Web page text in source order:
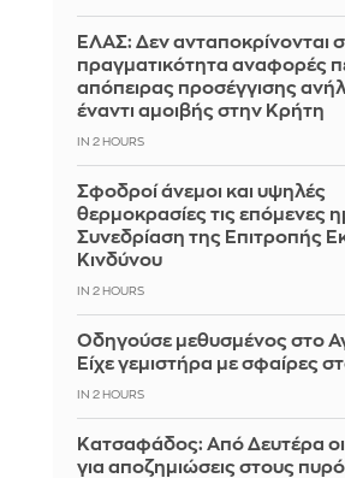
ΕΛΑΣ: Δεν ανταποκρίνονται
πραγματικότητα αναφορές
απόπειρας προσέγγισης
έναντι αμοιβής στην Κρήτη
IN 2 HOURS
Σφοδροί άνεμοι και υψηλές
θερμοκρασίες τις επόμενες
Συνεδρίαση της Επιτροπής
Κινδύνου
IN 2 HOURS
Οδηγούσε μεθυσμένος στο
Είχε γεμιστήρα με σφαίρες
IN 2 HOURS
Κατσαφάδος: Από Δευτέρα οι
για αποζημιώσεις στους